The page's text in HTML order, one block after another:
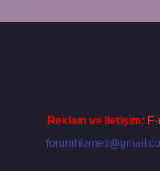
Reklam ve İletişim: